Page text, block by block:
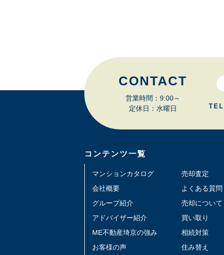
CONTACT
営業時間：9:00～
定休日：水曜日
TEL
コンテンツ一覧
マンションカタログ
会社概要
グループ紹介
アドバイザー紹介
ME不動産埼京の強み
お客様の声
売却査定
よくある質問
売却について
買い取り
相続対策
住み替え